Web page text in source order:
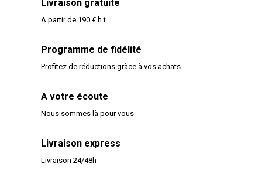
Livraison gratuite
A partir de 190 € h.t.
Programme de fidélité
Profitez de réductions gràce à vos achats
A votre écoute
Nous sommes là pour vous
Livraison express
Livraison 24/48h